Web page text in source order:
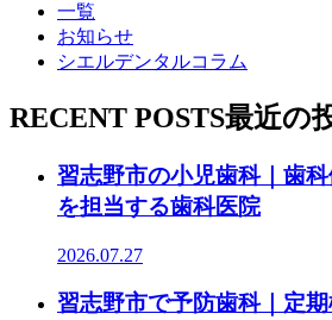
一覧
お知らせ
シエルデンタルコラム
RECENT POSTS最近の
習志野市の小児歯科｜歯
を担当する歯科医院
2026.07.27
習志野市で予防歯科｜定